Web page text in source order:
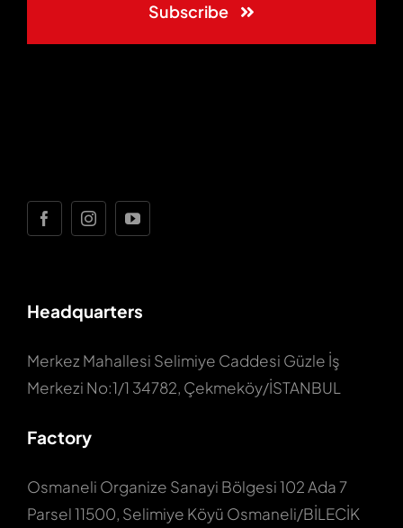
Subscribe
Headquarters
Merkez Mahallesi Selimiye Caddesi Güzle İş
Merkezi No:1/1 34782, Çekmeköy/İSTANBUL
Factory
Osmaneli Organize Sanayi Bölgesi 102 Ada 7
Parsel 11500, Selimiye Köyü Osmaneli/BİLECİK